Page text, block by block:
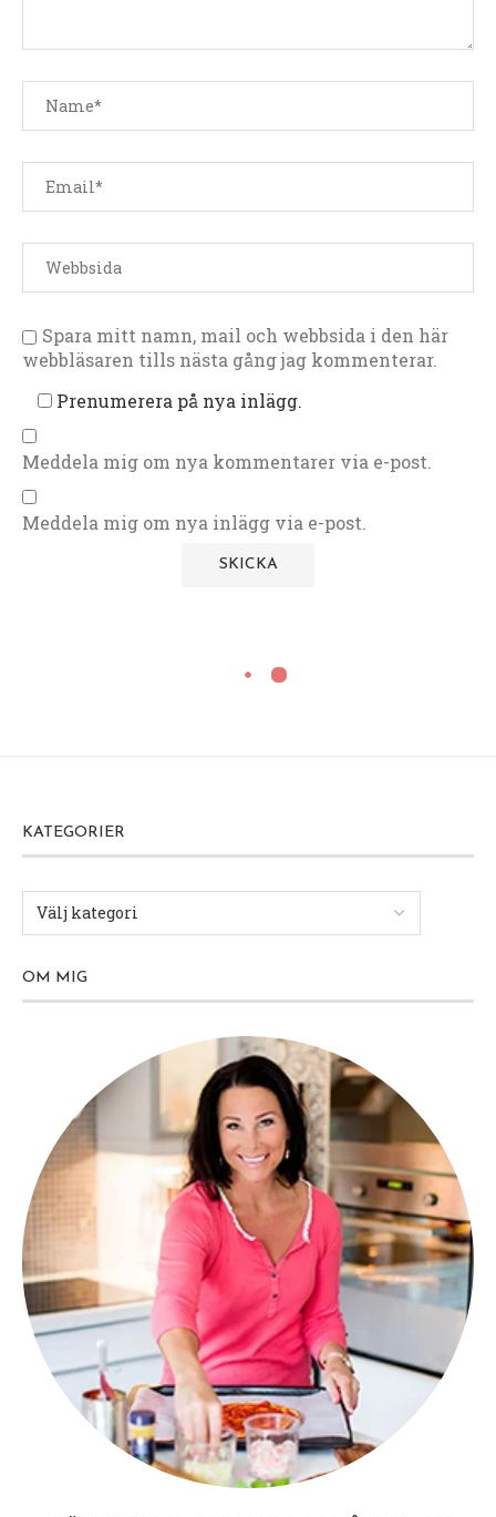
Spara mitt namn, mail och webbsida i den här
webbläsaren tills nästa gång jag kommenterar.
Prenumerera på nya inlägg.
Meddela mig om nya kommentarer via e-post.
Meddela mig om nya inlägg via e-post.
KATEGORIER
OM MIG